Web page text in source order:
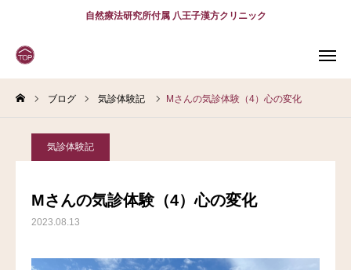
自然療法研究所付属 八王子漢方クリニック
ブログ 気診体験記 Mさんの気診体験（4）心の変化
気診体験記
Mさんの気診体験（4）心の変化
2023.08.13
WEB予約
電話予約
当院について